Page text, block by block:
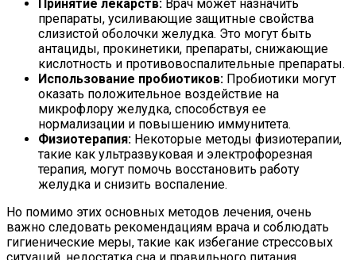
Принятие лекарств: Врач может назначить
препараты, усиливающие защитные свойства
слизистой оболочки желудка. Это могут быть
антациды, прокинетики, препараты, снижающие
кислотность и противовоспалительные препараты.
Использование пробиотиков: Пробиотики могут
оказать положительное воздействие на
микрофлору желудка, способствуя ее
нормализации и повышению иммунитета.
Физиотерапия: Некоторые методы физиотерапии,
такие как ультразвуковая и электрофорезная
терапия, могут помочь восстановить работу
желудка и снизить воспаление.
Но помимо этих основных методов лечения, очень
важно следовать рекомендациям врача и соблюдать
гигиенические меры, такие как избегание стрессовых